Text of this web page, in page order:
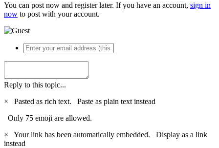
You can post now and register later. If you have an account, sign in
now to post with your account.
Reply to this topic...
×
Pasted as rich text. Paste as plain text instead
Only 75 emoji are allowed.
×
Your link has been automatically embedded. Display as a link
instead